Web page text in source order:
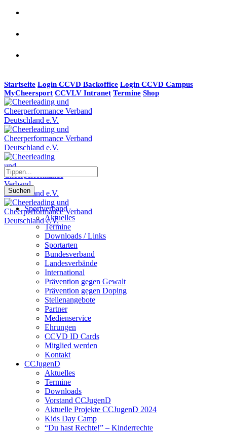
Startseite Login CCVD Backoffice Login CCVD Campus
MyCheersport CCVLV Intranet Termine Shop
Suchen
Sportverband
Aktuelles
Termine
Downloads / Links
Sportarten
Bundesverband
Landesverbände
International
Prävention gegen Gewalt
Prävention gegen Doping
Stellenangebote
Partner
Medienservice
Ehrungen
CCVD ID Cards
Mitglied werden
Kontakt
CCJugenD
Aktuelles
Termine
Downloads
Vorstand CCJugenD
Aktuelle Projekte CCJugenD 2024
Kids Day Camp
“Du hast Rechte!” – Kinderrechte